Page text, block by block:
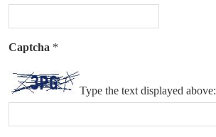
Captcha *
Type the text displayed above: